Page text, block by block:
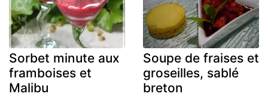
Sorbet minute aux
framboises et
Malibu
Soupe de fraises et
groseilles, sablé
breton